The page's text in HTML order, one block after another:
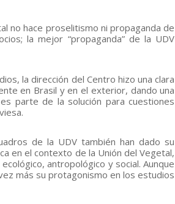
no hace proselitismo ni propaganda de
la mejor “propaganda” de la UDV
la dirección del Centro hizo una clara
en Brasil y en el exterior, dando una
parte de la solución para cuestiones
de la UDV también han dado su
en el contexto de la Unión del Vegetal,
antropológico y social. Aunque
más su protagonismo en los estudios